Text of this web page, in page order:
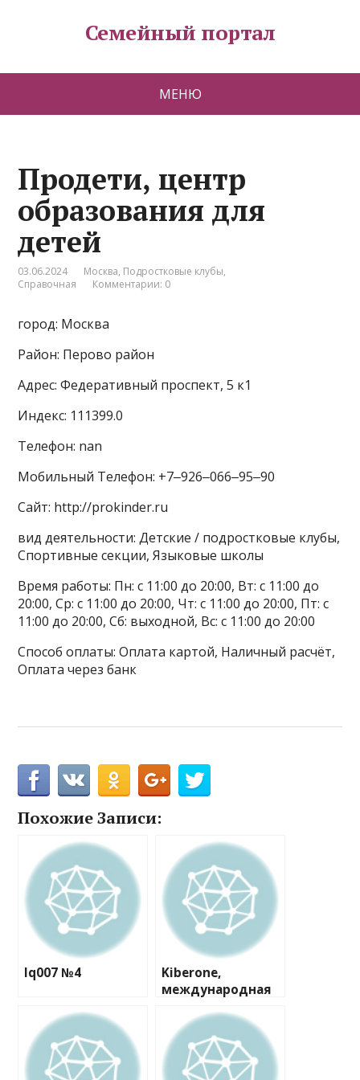
Семейный портал
МЕНЮ
Продети, центр
образования для
детей
03.06.2024 Москва, Подростковые клубы,
Справочная
Комментарии: 0
город: Москва
Район: Перово район
Адрес: Федеративный проспект, 5 к1
Индекс: 111399.0
Телефон: nan
Мобильный Телефон: +7‒926‒066‒95‒90
Сайт: http://prokinder.ru
вид деятельности: Детские / подростковые клубы,
Спортивные секции, Языковые школы
Время работы: Пн: с 11:00 до 20:00, Вт: с 11:00 до
20:00, Ср: с 11:00 до 20:00, Чт: с 11:00 до 20:00, Пт: с
11:00 до 20:00, Сб: выходной, Вс: с 11:00 до 20:00
Способ оплаты: Оплата картой, Наличный расчёт,
Оплата через банк
Похожие Записи:
Iq007 №4
Kiberone,
международная